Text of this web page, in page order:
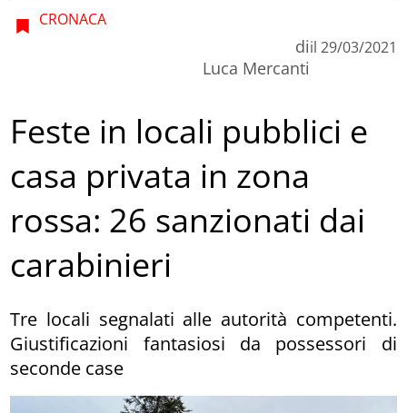
CRONACA
di
Luca Mercanti
il 29/03/2021
Feste in locali pubblici e
casa privata in zona
rossa: 26 sanzionati dai
carabinieri
Tre locali segnalati alle autorità competenti.
Giustificazioni fantasiosi da possessori di
seconde case